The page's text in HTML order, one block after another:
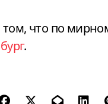
что по
.